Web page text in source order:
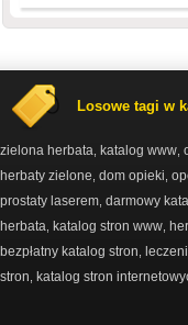
Losowe tagi w
zielona herbata katalog www
herbaty zielone dom opieki
prostaty laserem darmowy
herbata katalog stron www
bezpłatny katalog stron
stron
katalog stron